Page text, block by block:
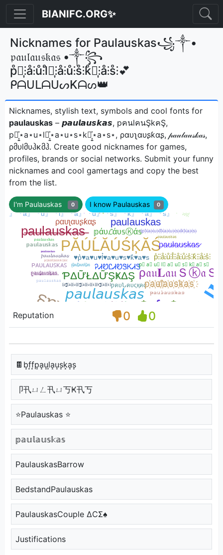
BIANIFC.ORG✨
Nicknames for Paulauskas꧁༒•
𝔭𝔞𝔲𝔩𝔞𝔲𝔰𝔨𝔞𝔰 •༒꧂
p̊⫶͎⫶å⫶ů⫶l̊⫶͎⫶å⫶ů⫶s̊⫶k̊⫶͎⫶å⫶s̊⫶💕
ᑭᗩᑌᒪᗩᑌᔕKᗩᔕ👑
Nicknames, stylish text, symbols and cool fonts for
paulauskas – 𝙥𝙖𝙪𝙡𝙖𝙪𝙨𝙠𝙖𝙨, pคนlคนŞkคŞ,
p⋆͎͍͐⋆a⋆u⋆l⋆͎͍͐⋆a⋆u⋆s⋆k⋆͎͍͐⋆a⋆s⋆, ραυʅαυʂƙαʂ, 𝓅𝒶𝓊𝓁𝒶𝓊𝓈𝓀𝒶𝓈,
ρმυlმυჰκმჰㅤ. Create good nicknames for games,
profiles, brands or social networks. Submit your funny
nicknames and cool gamertags and copy the best
from the list.
I'm Paulauskas 0 I know Paulauskas 0
Reputation 0 0
🍫b͙f͙f͙p͙a͙u͙l͙a͙u͙s͙k͙a͙s͙
卩卂ㄩㄥ卂ㄩ丂Ҝ卂丂
⭐Paulauskas ⭐
𝕡𝕒𝕦𝕝𝕒𝕦𝕤𝕜𝕒𝕤
PaulauskasBarrow
BedstandPaulauskas
PaulauskasCouple ΔCΣ♠
Justifications